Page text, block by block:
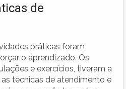
de
práticas foram
o aprendizado. Os
e exercícios, tiveram a
técnicas de atendimento e